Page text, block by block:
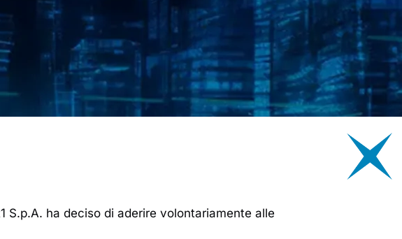
ha deciso di aderire volontariamente alle